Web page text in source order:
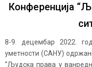
Конференција
8-9. децембар 2022.
уметности (САНУ)
“Људска права у